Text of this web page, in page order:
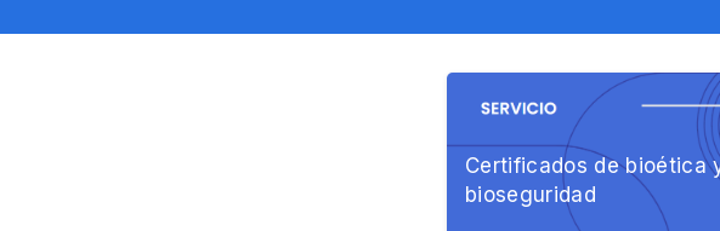
Certificados de bioética
bioseguridad